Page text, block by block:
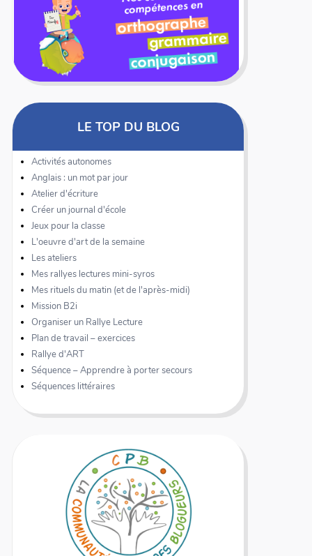
LE TOP DU BLOG
Activités autonomes
Anglais : un mot par jour
Atelier d'écriture
Créer un journal d'école
Jeux pour la classe
L'oeuvre d'art de la semaine
Les ateliers
Mes rallyes lectures mini-syros
Mes rituels du matin (et de l'après-midi)
Mission B2i
Organiser un Rallye Lecture
Plan de travail – exercices
Rallye d'ART
Séquence – Apprendre à porter secours
Séquences littéraires